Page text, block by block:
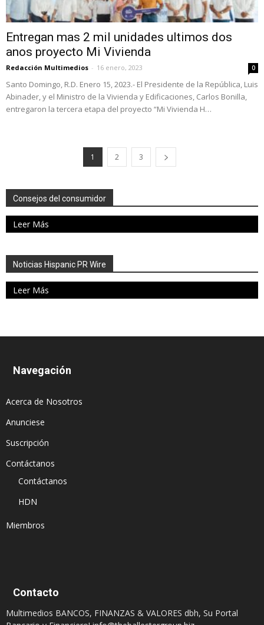
Entregan mas 2 mil unidades ultimos dos
anos proyecto Mi Vivienda
Redacción Multimedios - 16 enero, 2023 0
Santo Domingo, R.D. Enero 15, 2023.- El Presidente de la República, Luis
Abinader, y el Ministro de la Vivienda y Edificaciones, Carlos Bonilla,
entregaron la tercera etapa del proyecto “Mi Vivienda H…
1 2 3
Consejos del consumidor
Leer Más
Noticias Hispanic PR Wire
Leer Más
Navegación
Acerca de Nosotros
Anunciese
Suscripción
Contáctanos
Contáctanos
HDN
Miembros
Contacto
Multimedios BANCOS, FINANZAS & VALORES dbh, Su Portal